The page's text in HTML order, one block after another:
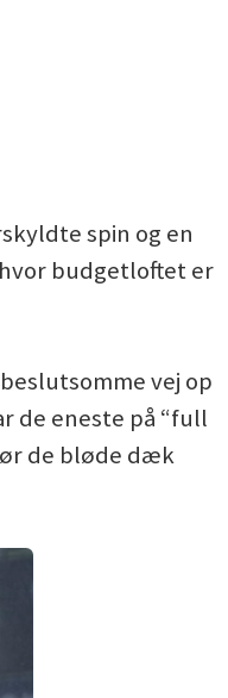
spin og en
budgetloftet er
vej op
de eneste på “full
de bløde dæk